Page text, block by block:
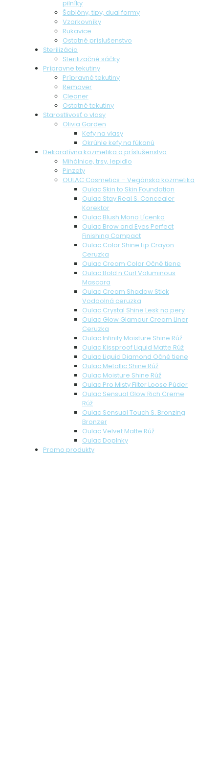
pilníky
Šablóny, tipy, dual formy
Vzorkovníky
Rukavice
Ostatné príslušenstvo
Sterilizácia
Sterilizačné sáčky
Prípravne tekutiny
Prípravné tekutiny
Remover
Cleaner
Ostatné tekutiny
Starostlivosť o vlasy
Olivia Garden
Kefy na vlasy
Okrúhle kefy na fúkanú
Dekoratívna kozmetika a príslušenstvo
Mihálnice, trsy, lepidlo
Pinzety
OULAC Cosmetics – Vegánska kozmetika
Oulac Skin to Skin Foundation
Oulac Stay Real S. Concealer
Korektor
Oulac Blush Mono Lícenka
Oulac Brow and Eyes Perfect
Finishing Compact
Oulac Color Shine Lip Crayon
Ceruzka
Oulac Cream Color Očné tiene
Oulac Bold n Curl Voluminous
Mascara
Oulac Cream Shadow Stick
Vodoolná ceruzka
Oulac Crystal Shine Lesk na pery
Oulac Glow Glamour Cream Liner
Ceruzka
Oulac Infinity Moisture Shine Rúž
Oulac Kissproof Liquid Matte Rúž
Oulac Liquid Diamond Očné tiene
Oulac Metallic Shine Rúž
Oulac Moisture Shine Rúž
Oulac Pro Misty Filter Loose Púder
Oulac Sensual Glow Rich Creme
Rúž
Oulac Sensual Touch S. Bronzing
Bronzer
Oulac Velvet Matte Rúž
Oulac Doplnky
Promo produkty